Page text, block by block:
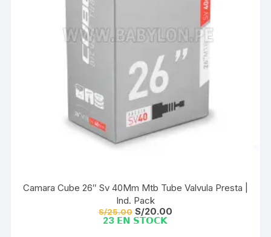
Camara Cube 26″ Sv 40Mm Mtb Tube Valvula Presta |
Ind. Pack
S/25.00 El
precio
S/20.00El
23 𝗘𝗡 𝗦𝗧𝗢𝗖𝗞